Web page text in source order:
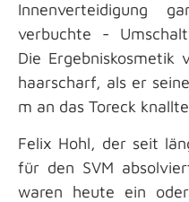
Innenverteidigung
verbuchte -
Die Ergebniskosmetik
haarscharf, als er
m an das Toreck
Felix Hohl, der seit
für den SVM
waren heute ein